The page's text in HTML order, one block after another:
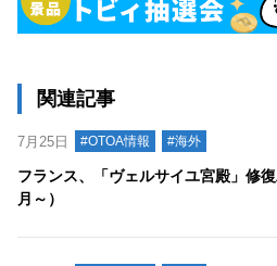
関連記事
7月25日 #OTOA情報 #海外
フランス、「ヴェルサイユ宮殿」修
月～）